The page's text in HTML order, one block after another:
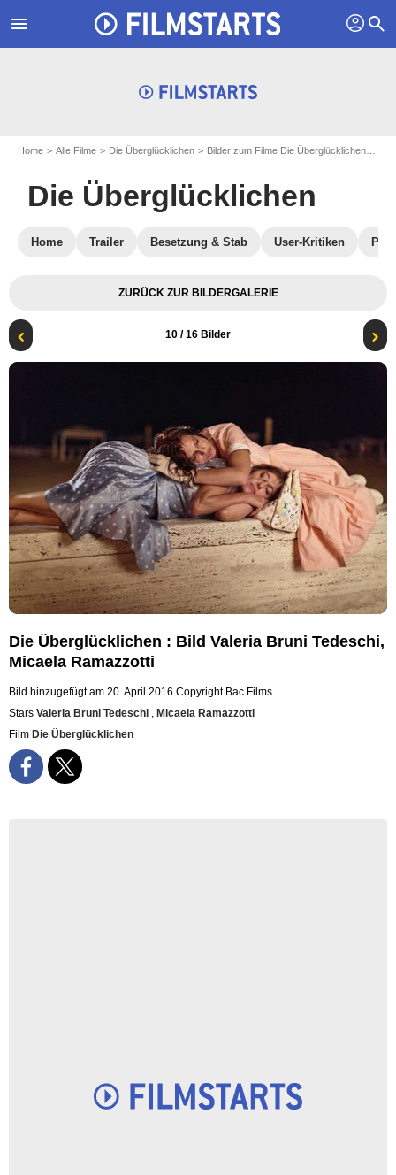
menu profil search
Home Alle Filme Die Überglücklichen Bilder zum Filme Die Überglücklichen
Die Überglücklichen
Home Trailer Besetzung & Stab User-Kritiken
ZURÜCK ZUR BILDERGALERIE
10 / 16 Bilder
Die Überglücklichen : Bild Valeria Bruni Tedeschi,
Micaela Ramazzotti
Bild hinzugefügt am 20. April 2016 Copyright Bac Films
Stars Valeria Bruni Tedeschi , Micaela Ramazzotti
Film Die Überglücklichen